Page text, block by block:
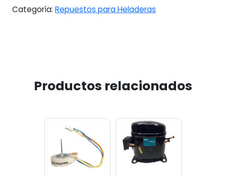
Categoría: Repuestos para Heladeras
Productos relacionados